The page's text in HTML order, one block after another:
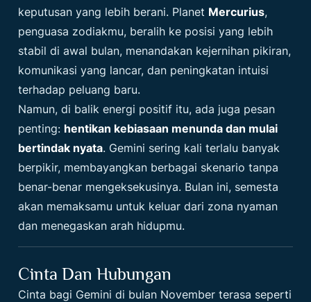
keputusan yang lebih berani. Planet Mercurius,
penguasa zodiakmu, beralih ke posisi yang lebih
stabil di awal bulan, menandakan kejernihan pikiran,
komunikasi yang lancar, dan peningkatan intuisi
terhadap peluang baru.
Namun, di balik energi positif itu, ada juga pesan
penting: hentikan kebiasaan menunda dan mulai
bertindak nyata. Gemini sering kali terlalu banyak
berpikir, membayangkan berbagai skenario tanpa
benar-benar mengeksekusinya. Bulan ini, semesta
akan memaksamu untuk keluar dari zona nyaman
dan menegaskan arah hidupmu.
Cinta Dan Hubungan
Cinta bagi Gemini di bulan November terasa seperti